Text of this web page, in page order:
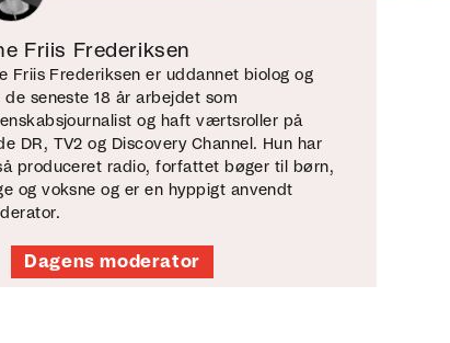
Friis Frederiksen
Friis Frederiksen er uddannet biolog og
de seneste 18 år arbejdet som
og haft værtsroller på
DR, TV2 og Discovery Channel. Hun har
produceret radio, forfattet bøger til børn,
og voksne og er en hyppigt anvendt
Dagens moderator